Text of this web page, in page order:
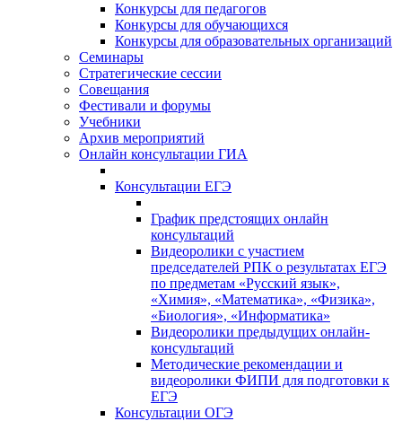
Конкурсы для педагогов
Конкурсы для обучающихся
Конкурсы для образовательных организаций
Семинары
Стратегические сессии
Совещания
Фестивали и форумы
Учебники
Архив мероприятий
Онлайн консультации ГИА
Консультации ЕГЭ
График предстоящих онлайн
консультаций
Видеоролики с участием
председателей РПК о результатах ЕГЭ
по предметам «Русский язык»,
«Химия», «Математика», «Физика»,
«Биология», «Информатика»
Видеоролики предыдущих онлайн-
консультаций
Методические рекомендации и
видеоролики ФИПИ для подготовки к
ЕГЭ
Консультации ОГЭ